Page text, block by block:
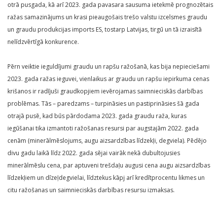
otrā pusgada, kā arī 2023. gada pavasara sausuma ietekmē prognozētais
ražas samazinājums un krasi pieaugošais trešo valstu izcelsmes graudu
un graudu produkcijas imports ES, tostarp Latvijas, tirgū un tā izraisītā
nelīdzvērtīgā konkurence.
Pērn veiktie ieguldījumi graudu un rapšu ražošanā, kas bija nepieciešami
2023. gada ražas ieguvei, vienlaikus ar graudu un rapšu iepirkuma cenas
krišanos ir radījuši graudkopjiem ievērojamas saimnieciskās darbības
problēmas. Tās – paredzams – turpināsies un pastiprināsies šā gada
otrajā pusē, kad būs pārdodama 2023. gada graudu raža, kuras
iegūšanai tika izmantoti ražošanas resursi par augstajām 2022. gada
cenām (minerālmēslojums, augu aizsardzības līdzekļi, degviela). Pēdējo
divu gadu laikā līdz 2022. gada sējai vairāk nekā dubultojusies
minerālmēslu cena, par aptuveni trešdaļu augusi cena augu aizsardzības
līdzekļiem un dīzeļdegvielai, līdztekus kāpj arī kredītprocentu likmes un
citu ražošanas un saimnieciskās darbības resursu izmaksas.